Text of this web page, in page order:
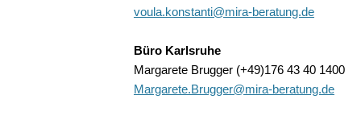
voula.konstanti@mira-beratung.de
Büro Karlsruhe
Margarete Brugger (+49)176 43 40 1400
Margarete.Brugger@mira-beratung.de